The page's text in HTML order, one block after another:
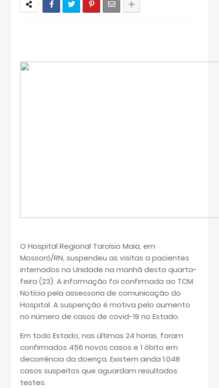
O Hospital Regional Tarcísio Maia, em
Mossoró/RN, suspendeu as visitas a pacientes
internados na Unidade na manhã desta quarta-
feira (23). A informação foi confirmada ao TCM
Notícia pela assessoria de comunicação do
Hospital. A suspenção é motiva pelo aumento
no número de casos de covid-19 no Estado.
Em todo Estado, nas últimas 24 horas, foram
confirmados 456 novos casos e 1 óbito em
decorrência da doença. Existem ainda 1.048
casos suspeitos que aguardam resultados
testes.